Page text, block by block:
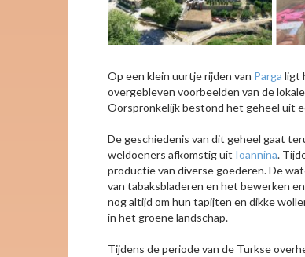
Op een klein uurtje rijden van Parga ligt
overgebleven voorbeelden van de
Oorspronkelijk bestond het geheel uit
De geschiedenis van dit geheel gaat
weldoeners afkomstig uit Ioannina.
productie van diverse goederen. De
van tabaksbladeren en het bewerken
nog altijd om hun tapijten en dikke
in het groene landschap.
Tijdens de periode van de Turkse